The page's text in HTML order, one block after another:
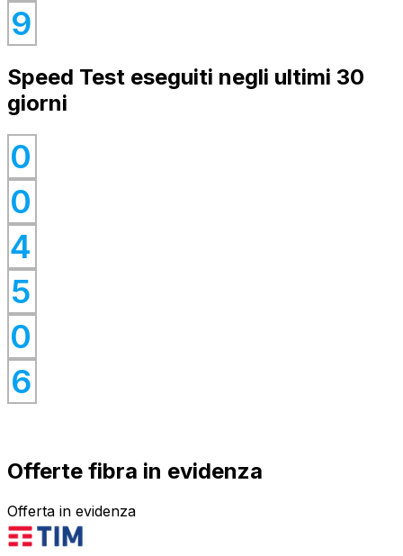
9
0
Speed Test eseguiti negli ultimi 30
giorni
0
0
0
0
4
0
5
0
0
0
6
0
Offerte fibra in evidenza
Offerta in evidenza